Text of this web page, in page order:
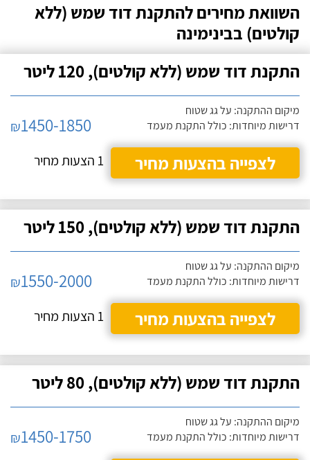
השוואת מחירים להתקנת דוד שמש (ללא
קולטים) בבינימינה
התקנת דוד שמש (ללא קולטים), 120 ליטר
מיקום ההתקנה: על גג שטוח
דרישות מיוחדות: כולל התקנת מעמד
₪1450-1850
לצפייה בהצעות מחיר
1 הצעות מחיר
התקנת דוד שמש (ללא קולטים), 150 ליטר
מיקום ההתקנה: על גג שטוח
דרישות מיוחדות: כולל התקנת מעמד
₪1550-2000
לצפייה בהצעות מחיר
1 הצעות מחיר
התקנת דוד שמש (ללא קולטים), 80 ליטר
מיקום ההתקנה: על גג שטוח
דרישות מיוחדות: כולל התקנת מעמד
₪1450-1750